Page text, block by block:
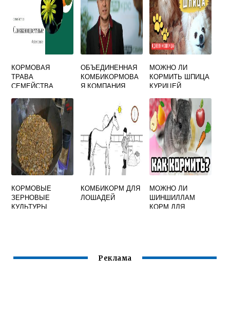
КОРМОВАЯ
ТРАВА
СЕМЕЙСТВА
СОЦВЕТИЯМИ В
ВИДЕ
ШАРОВИДНОЙ
ГОЛОВКИ
КРАСНОГО ИЛИ
БЕЛОГО ЦВЕТА
ОБЪЕДИНЕННАЯ
КОМБИКОРМОВА
Я КОМПАНИЯ
МОЖНО ЛИ
КОРМИТЬ ШПИЦА
КУРИЦЕЙ
КОРМОВЫЕ
ЗЕРНОВЫЕ
КУЛЬТУРЫ
КОМБИКОРМ ДЛЯ
ЛОШАДЕЙ
МОЖНО ЛИ
ШИНШИЛЛАМ
КОРМ ДЛЯ
Реклама